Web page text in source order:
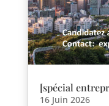
[spécial
16 Juin 2026